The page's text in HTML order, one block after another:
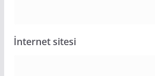
İnternet sitesi